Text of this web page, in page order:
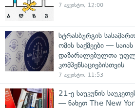
7 აგვისტო, 12:00
სტრასბურგის
ომის საქმეები —
დაზარალებულთა
კომპენსაციებისთვის
7 აგვისტო, 11:53
21-ე საუკუნის
— ნახეთ The New